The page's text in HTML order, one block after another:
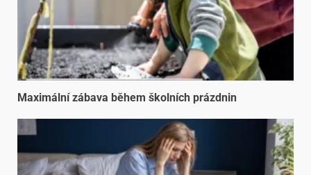
Maximální zábava během školních prázdnin